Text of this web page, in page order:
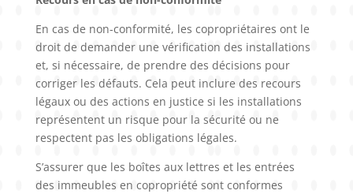
En cas de non-conformité, les copropriétaires ont le
droit de demander une vérification des installations
et, si nécessaire, de prendre des décisions pour
corriger les défauts. Cela peut inclure des recours
légaux ou des actions en justice si les installations
représentent un risque pour la sécurité ou ne
respectent pas les obligations légales.
S’assurer que les boîtes aux lettres et les entrées
des immeubles en copropriété sont conformes